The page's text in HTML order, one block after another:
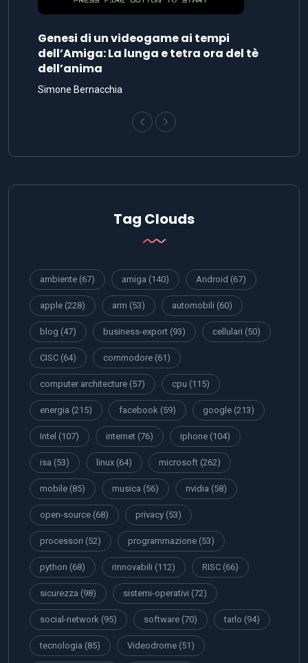
Genesi di un videogame ai tempi
dell’Amiga: La lunga e tetra ora del tè
dell’anima
Simone Bernacchia
Tag Clouds
ambiente (67) amiga (140) Android (67)
apple (228) arm (53) automobili (60)
blog (47) business-export (93) cellulari (50)
CISC (64) commodore (61)
computer architecture (57) cpu (115)
energia (215) facebook (59) google (213)
Intel (107) internet (76) iphone (104)
isa (53) linux (64) microsoft (262)
mobile (85) musica (56) nvidia (58)
open-source (68) privacy (53)
processori (52) programmazione (53)
python (68) rinnovabili (112) RISC (66)
sicurezza (98) sistemi-operativi (72)
social-network (95) software (70) tarlo (94)
tecnologia (85) Videodrome (51)